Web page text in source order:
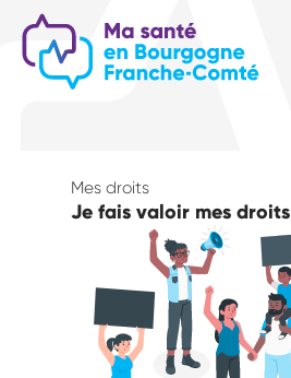
contenu
principal
Mes droits
Je fais valoir mes droits